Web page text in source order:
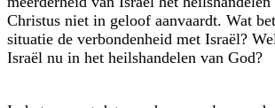
Christus niet in geloof aanvaardt. Wat
situatie de verbondenheid met Israël?
Israël nu in het heilshandelen van God?